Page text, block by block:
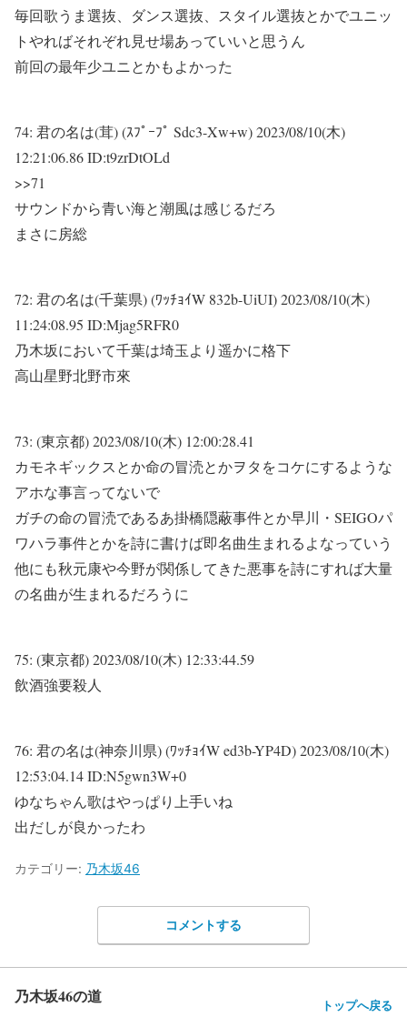
毎回歌うま選抜、ダンス選抜、スタイル選抜とかでユニッ
トやればそれぞれ見せ場あっていいと思うん
前回の最年少ユニとかもよかった
74: 君の名は(茸) (ｽﾌﾟｰﾌﾟ Sdc3-Xw+w)2023/08/10(木)
12:21:06.86 ID:t9zrDtOLd
>>71
サウンドから青い海と潮風は感じるだろ
まさに房総
72: 君の名は(千葉県) (ﾜｯﾁｮｲW 832b-UiUI)2023/08/10(木)
11:24:08.95 ID:Mjag5RFR0
乃木坂において千葉は埼玉より遥かに格下
高山星野北野市來
73: (東京都)2023/08/10(木) 12:00:28.41
カモネギックスとか命の冒涜とかヲタをコケにするような
アホな事言ってないで
ガチの命の冒涜であるあ掛橋隠蔽事件とか早川・SEIGOパ
ワハラ事件とかを詩に書けば即名曲生まれるよなっていう
他にも秋元康や今野が関係してきた悪事を詩にすれば大量
の名曲が生まれるだろうに
75: (東京都)2023/08/10(木) 12:33:44.59
飲酒強要殺人
76: 君の名は(神奈川県) (ﾜｯﾁｮｲW ed3b-YP4D)2023/08/10(木)
12:53:04.14 ID:N5gwn3W+0
ゆなちゃん歌はやっぱり上手いね
出だしが良かったわ
カテゴリー: 乃木坂46
コメントする
乃木坂46の道 トップへ戻る